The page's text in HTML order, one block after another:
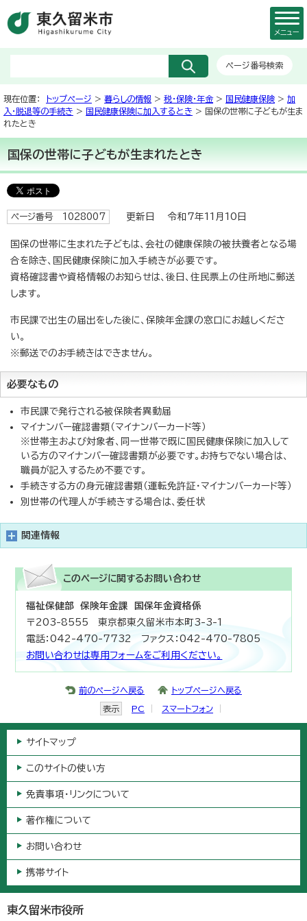
ページ番号検索
メニュー
現在位置： トップページ > 暮らしの情報 > 税・保険・年金> 国民健康保険 > 加
入・脱退等の手続き > 国民健康保険に加入するとき > 国保の世帯に子どもが生ま
れたとき
国保の世帯に子どもが生まれたとき
ページ番号 1028007 更新日 令和7年11月10日
国保の世帯に生まれた子どもは、会社の健康保険の被扶養者となる場
合を除き、国民健康保険に加入手続きが必要です。
資格確認書や資格情報のお知らせは、後日、住民票上の住所地に郵送
します。
市民課で出生の届出をした後に、保険年金課の窓口にお越しくださ
い。
※郵送でのお手続きはできません。
必要なもの
市民課で発行される被保険者異動届
マイナンバー確認書類（マイナンバーカード等）
※世帯主および対象者、同一世帯で既に国民健康保険に加入して
いる方のマイナンバー確認書類が必要です。お持ちでない場合は、
職員が記入するため不要です。
手続きする方の身元確認書類（運転免許証・マイナンバーカード等）
別世帯の代理人が手続きする場合は、委任状
関連情報
このページに関するお問い合わせ
福祉保健部 保険年金課 国保年金資格係
〒203-8555 東京都東久留米市本町3-3-1
電話：042-470-7732 ファクス：042-470-7805
お問い合わせは専用フォームをご利用ください。
前のページへ戻る トップページへ戻る
表示 PC スマートフォン
サイトマップ
このサイトの使い方
免責事項・リンクについて
著作権について
お問い合わせ
携帯サイト
東久留米市役所